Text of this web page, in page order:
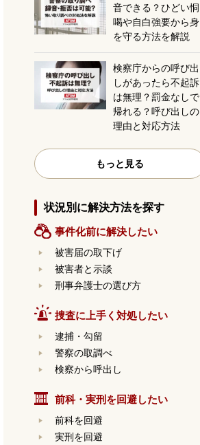
音できる？ひどい恫
喝や自白強要から身
を守る方法を解説
検察庁からの呼び出
しがあったら不起訴
は無理？罰金なしで
帰れる？呼び出しの
理由と対応方法
もっと見る
状況別に解決方法を探す
事件化前に解決したい
被害届の取下げ
被害者と示談
刑事弁護士の選び方
捜査に上手く対処したい
逮捕・勾留
警察の取調べ
検察から呼出し
前科・実刑を回避したい
前科を回避
実刑を回避